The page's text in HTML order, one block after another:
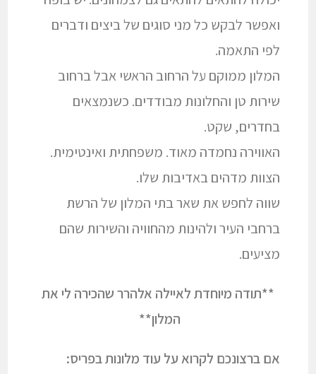
ואפשר לבקש כל מני סוגים של ביצים ודברים
לפי התאמה.
המלון ממוקם על הרחוב הראשי אבל ברחוב
שירות טן והחלונות מבודדים. כשנמצאים
בחדרים, שקט.
האווירה נחמדה מאוד. משפחתית ואינטימית.
הצוות מדהים באדיבות שלו.
שווה לחפש את שאר בתי המלון של הרשת
ברחבי העיר ולהינות מהחוויה והשירות שהם
מציעים.
**תודה מיוחדת לאיילה אלהרר שהכירה לי את
המלון**
אם ברצונכם לקרוא על עוד מלונות בפריס: